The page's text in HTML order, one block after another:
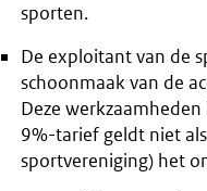
sporten.
De exploitant van de
schoonmaak van de
Deze
9%-tarief geldt niet
sportvereniging) het